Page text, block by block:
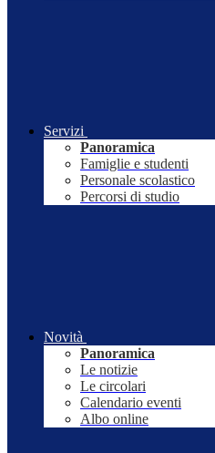
Servizi
Panoramica
Famiglie e studenti
Personale scolastico
Percorsi di studio
Novità
Panoramica
Le notizie
Le circolari
Calendario eventi
Albo online